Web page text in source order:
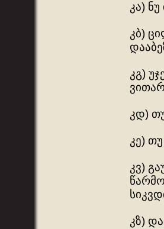
კა)
კბ)
კგ)
კდ)
კე)
კვ)
კზ)